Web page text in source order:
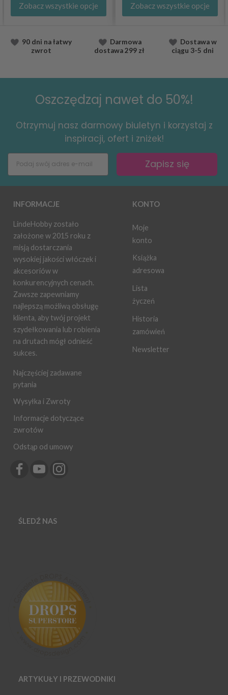
Zobacz wszystkie opcje Zobacz wszystkie opcje
90 dni na łatwy
zwrot
Darmowa
dostawa299 zł
Dostawaw
ciągu 3-5 dni
Oszczędzaj nawet do 50%!
Otrzymuj nasz darmowy biuletyn i korzystaj z
inspiracji, ofert i zniżek!
Zapisz się
INFORMACJE
LindeHobby zostało
założone w 2015 roku z
misją dostarczania
wysokiej jakości włóczek i
akcesoriów w
konkurencyjnych cenach.
Zawsze zapewniamy
najlepszą możliwą obsługę
klienta, aby twój projekt
szydełkowania lub robienia
na drutach mógł odnieść
sukces.
Najczęściej zadawane
pytania
Wysyłka i Zwroty
Informacje dotyczące
zwrotów
Odstąp od umowy
KONTO
Moje
konto
Książka
adresowa
Lista
życzeń
Historia
zamówień
Newsletter
ŚLEDŹ NAS
ARTYKUŁY I PRZEWODNIKI